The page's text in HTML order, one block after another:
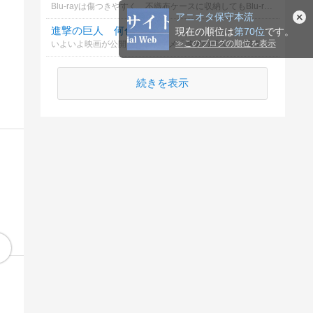
アニオタ保守本流
現在の順位は第70位です。
≫このブログの順位を表示
Blu-rayは傷つきやすく、不織布ケースに収納してもBlu-rayの寿命が縮まることがあます。 そのため、ブルーレイをコピーしてバックアップを作成する必要はあります。
進撃の巨人 何色？
いよいよ映画が公開されたアニメ「進撃の巨人」、調査兵団は奇行種を発見した際、何色の爆弾を放つでしょうか？
続きを表示